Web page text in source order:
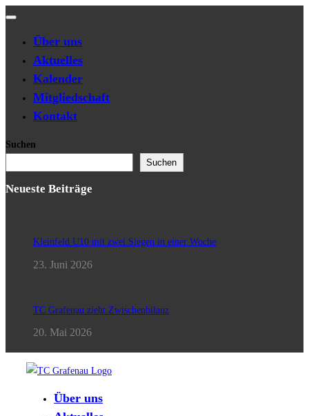
Navigation
Über uns
Aktuelles
Kalender
Mitgliedschaft
Kontakt
Suchen
Suchen
Neueste Beiträge
Kleinfeld U10 mit zwei Siegen in einer Woche
23. Juni 2026
TC Grafenau zieht Zwischenbilanz
20. Mai 2026
Über uns